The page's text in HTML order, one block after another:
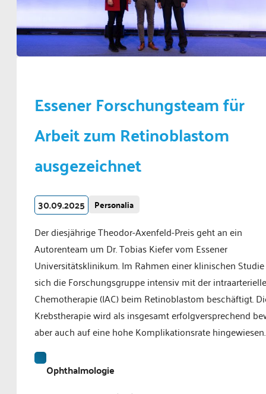
Essener Forschungsteam für
Arbeit zum Retinoblastom
ausgezeichnet
30.09.2025 Personalia
Der diesjährige Theodor-Axenfeld-Preis geht an ein
Autorenteam um Dr. Tobias Kiefer vom Essener
Universitätsklinikum. Im Rahmen einer klinischen
sich die Forschungsgruppe intensiv mit der
Chemotherapie (IAC) beim Retinoblastom beschäftigt.
Krebstherapie wird als insgesamt erfolgversprechend
aber auch auf eine hohe Komplikationsrate hingewiesen.
Ophthalmologie